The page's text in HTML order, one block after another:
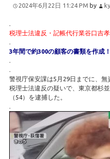
2024年6月22日 11:24 PM by
.
税理士法違反・記帳代行業谷口吉孝
.
3年間で約300の顧客の書類を作成！
.
.
警視庁保安課は5月29日までに、無
税理士法違反の疑いで、東京都杉
（54）を逮捕した。
.